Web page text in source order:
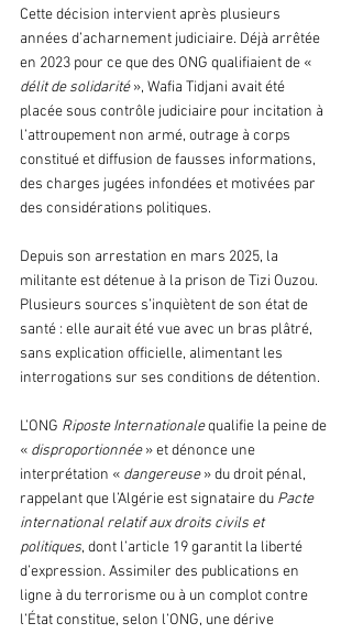
Cette décision intervient après plusieurs
années d’acharnement judiciaire. Déjà arrêtée
en 2023 pour ce que des ONG qualifiaient de «
délit de solidarité », Wafia Tidjani avait été
placée sous contrôle judiciaire pour incitation à
l’attroupement non armé, outrage à corps
constitué et diffusion de fausses informations,
des charges jugées infondées et motivées par
des considérations politiques.
Depuis son arrestation en mars 2025, la
militante est détenue à la prison de Tizi Ouzou.
Plusieurs sources s’inquiètent de son état de
santé : elle aurait été vue avec un bras plâtré,
sans explication officielle, alimentant les
interrogations sur ses conditions de détention.
L’ONG Riposte Internationale qualifie la peine de
« disproportionnée » et dénonce une
interprétation « dangereuse » du droit pénal,
rappelant que l’Algérie est signataire du Pacte
international relatif aux droits civils et
politiques, dont l’article 19 garantit la liberté
d’expression. Assimiler des publications en
ligne à du terrorisme ou à un complot contre
l’État constitue, selon l’ONG, une dérive